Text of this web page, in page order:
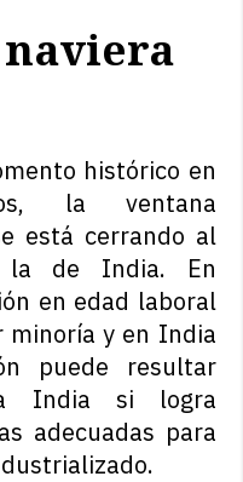
histórico en
la ventana
está cerrando al
la de India. En
en edad laboral
minoría y en India
puede resultar
India si logra
adecuadas para